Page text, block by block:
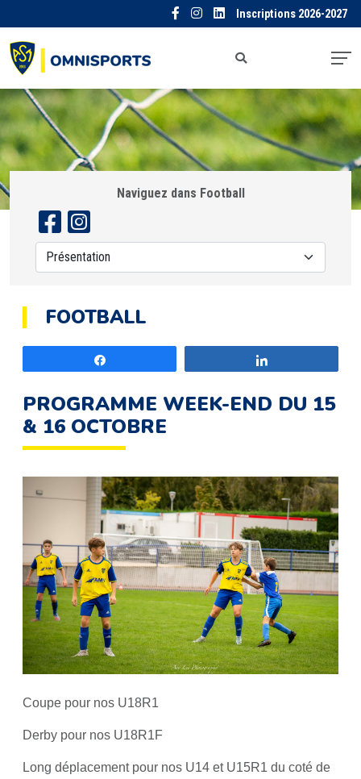
Inscriptions 2026-2027
Naviguez dans Football
FOOTBALL
PROGRAMME WEEK-END DU 15
& 16 OCTOBRE
Coupe pour nos U18R1
Derby pour nos U18R1F
Long déplacement pour nos U14 et U15R1 du coté de